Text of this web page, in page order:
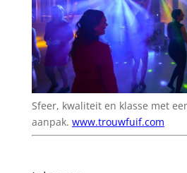
Sfeer, kwaliteit en klasse met
aanpak. www.trouwfuif.com